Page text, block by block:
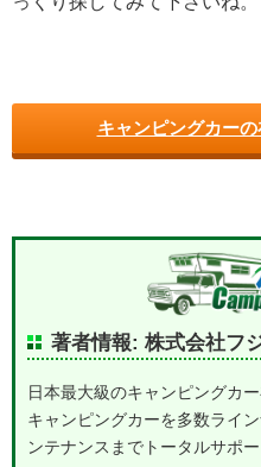
キャンピングカー
著者情報: 株式会社フ
日本最大級のキャンピングカ
キャンピングカーを多数ライ
ンテナンスまでトータルサポー